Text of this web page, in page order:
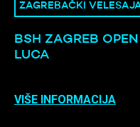
ZAGREBAČKI
BSH ZAGREB
LUCA
VIŠE INFORMACIJA